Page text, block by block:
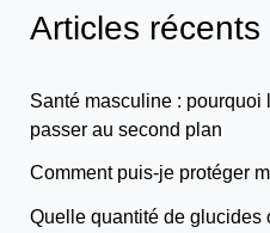
Articles récents
Santé masculine :
passer au second plan
Comment puis-je protéger
Quelle quantité de glucides